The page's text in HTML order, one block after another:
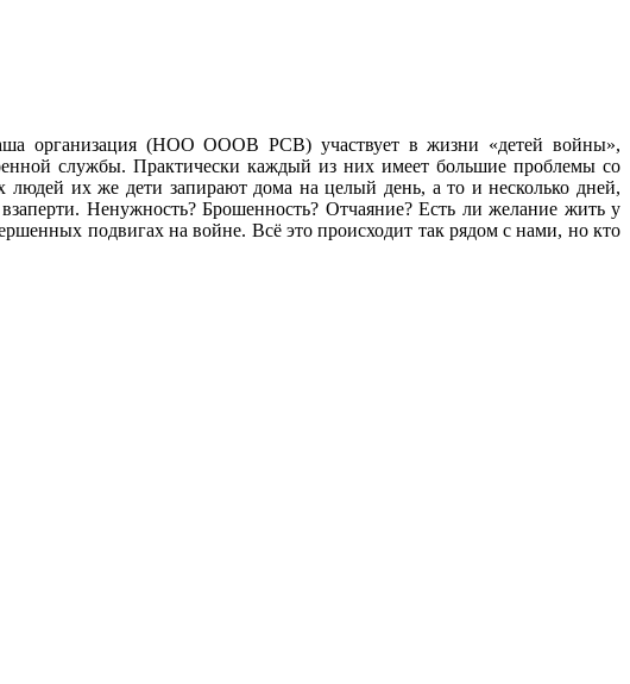
организация (НОО ОООВ РСВ) участвует в жизни «детей войны»,
службы. Практически каждый из них имеет большие проблемы со
людей их же дети запирают дома на целый день, а то и несколько дней,
Ненужность? Брошенность? Отчаяние? Есть ли желание жить у
подвигах на войне. Всё это происходит так рядом с нами, но кто